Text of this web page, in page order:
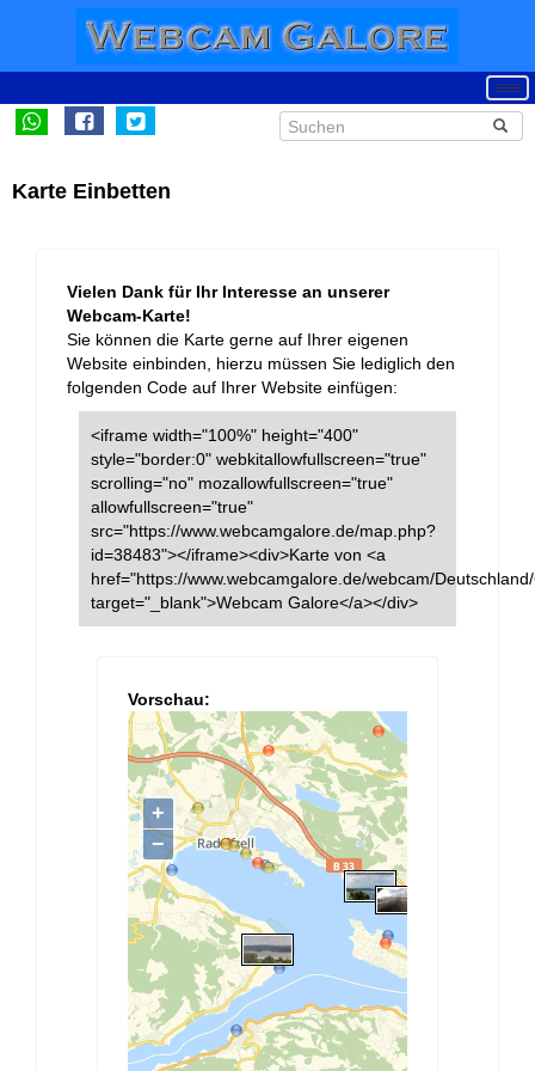
Karte Einbetten
Vielen Dank für Ihr Interesse an unserer
Webcam-Karte!
Sie können die Karte gerne auf Ihrer eigenen
Website einbinden, hierzu müssen Sie lediglich den
folgenden Code auf Ihrer Website einfügen:
<iframe width="100%" height="400"
style="border:0" webkitallowfullscreen="true"
scrolling="no" mozallowfullscreen="true"
allowfullscreen="true"
src="https://www.webcamgalore.de/map.php?
id=38483"></iframe><div>Karte von <a
href="https://www.webcamgalore.de/webcam/
target="_blank">Webcam Galore</a></div>
Vorschau: